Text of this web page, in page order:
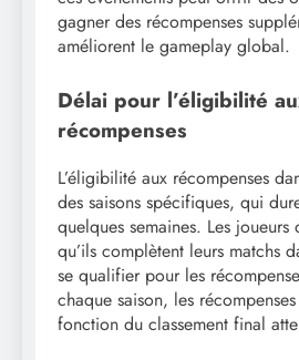
gagner des récompenses
améliorent le gameplay global.
Délai pour l’éligibilité
récompenses
L’éligibilité aux récompenses
des saisons spécifiques, qui
quelques semaines. Les joueurs
qu’ils complètent leurs matchs
se qualifier pour les
chaque saison, les
fonction du classement final